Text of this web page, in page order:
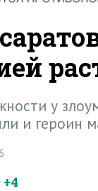
у
и героин
+4